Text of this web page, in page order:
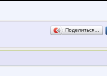
Поделиться…